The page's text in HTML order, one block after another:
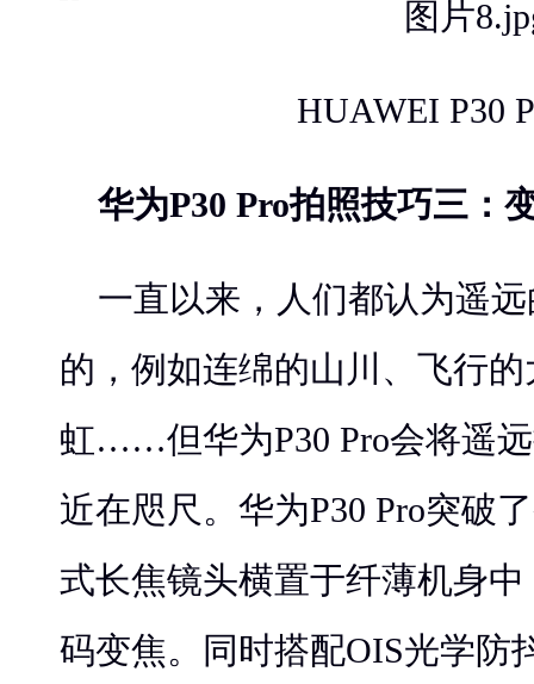
HUAWEI P30
华为P30 Pro拍照技巧三：
一直以来，人们都认为遥
的，例如连绵的山川、飞行
虹……但华为P30 Pro会将遥
近在咫尺。华为P30 Pro突破
式长焦镜头横置于纤薄机身
码变焦。同时搭配OIS光学防